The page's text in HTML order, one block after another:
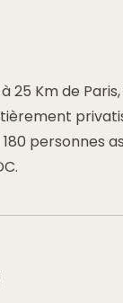
25 Km de
personnes